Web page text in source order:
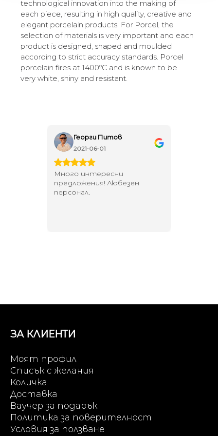
technological innovation into the making of
each piece, resulting in high quality, creative and
elegant porcelain products. For Porcel, the
selection of materials is very important and each
product is designed, shaped and moulded
according to strict accuracy standards. Porcel
porcelain fires at 1400ºC and is known to be
very white, shiny and resistant.
Георги Питов
2021-06-01
Много интересни
предложения! Любезен
персонал.
ЗА КЛИЕНТИ
Моят профил
Списък с желания
Количка
Доставка
Ваучер за подарък
Политика за поверителност
Условия за ползване